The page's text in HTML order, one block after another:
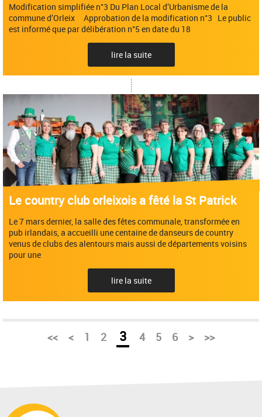
Modification simplifiée n°3 Du Plan Local d’Urbanisme de la
commune d’Orleix Approbation de la modification n°3 Le public
est informé que par délibération n°5 en date du 18
lire la suite
Le country club orleixois a fêté la St Patrick
Le 7 mars dernier, la salle des fêtes communale, transformée en
pub irlandais, a accueilli une centaine de danseurs de country
venus de clubs des alentours mais aussi de départements voisins
pour une
lire la suite
<< < 1 2 3 4 5 6 > >>